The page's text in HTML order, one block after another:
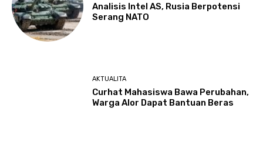
Analisis Intel AS, Rusia Berpotensi
Serang NATO
AKTUALITA
Curhat Mahasiswa Bawa Perubahan,
Warga Alor Dapat Bantuan Beras